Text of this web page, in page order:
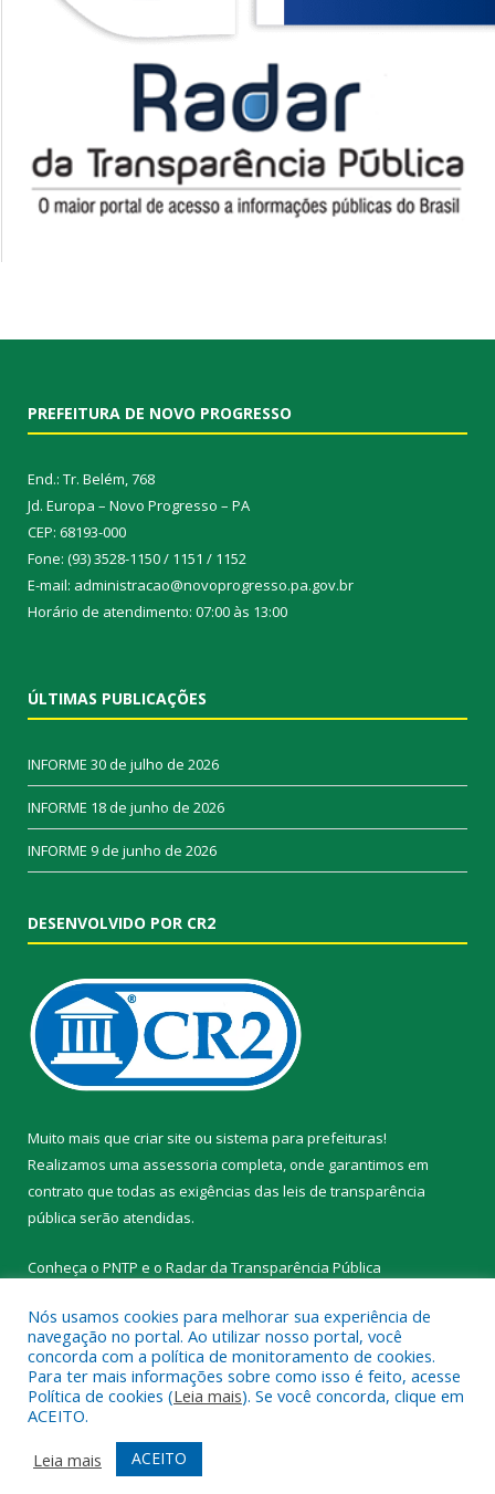
PREFEITURA DE NOVO PROGRESSO
End.: Tr. Belém, 768
Jd. Europa – Novo Progresso – PA
CEP: 68193-000
Fone: (93) 3528-1150 / 1151 / 1152
E-mail: administracao@novoprogresso.pa.gov.br
Horário de atendimento: 07:00 às 13:00
ÚLTIMAS PUBLICAÇÕES
INFORME 30 de julho de 2026
INFORME 18 de junho de 2026
INFORME 9 de junho de 2026
DESENVOLVIDO POR CR2
Muito mais que criar site ou sistema para prefeituras!
Realizamos uma assessoria completa, onde garantimos em
contrato que todas as exigências das leis de transparência
pública serão atendidas.
Conheça o PNTP e o Radar da Transparência Pública
Todos os direitos reservados a Prefeitura Municipal de Novo
Progresso.
Mapa do Site
Acessar Área Administrativa
Acessar Webmail
Nós usamos cookies para melhorar sua experiência de
navegação no portal. Ao utilizar nosso portal, você
concorda com a política de monitoramento de cookies.
Para ter mais informações sobre como isso é feito, acesse
Política de cookies (Leia mais). Se você concorda, clique em
ACEITO.
Leia mais
ACEITO